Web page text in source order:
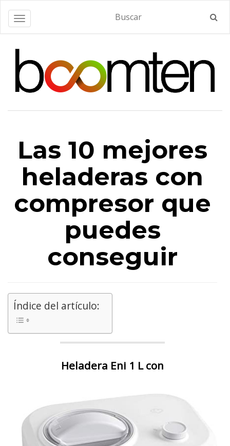
Alternar navegación
Las 10 mejores
heladeras con
compresor que
puedes
conseguir
Índice del artículo:
Heladera Eni 1 L con